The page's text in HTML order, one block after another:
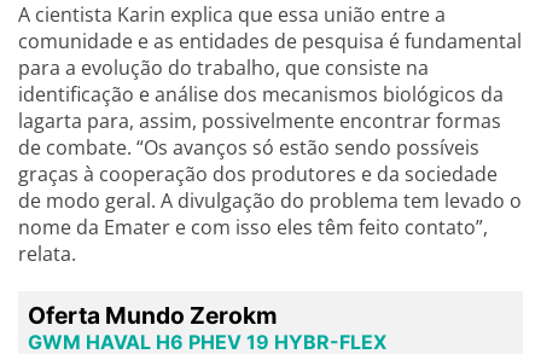
A cientista Karin explica que essa união entre a
comunidade e as entidades de pesquisa é fundamental
para a evolução do trabalho, que consiste na
identificação e análise dos mecanismos biológicos da
lagarta para, assim, possivelmente encontrar formas
de combate. “Os avanços só estão sendo possíveis
graças à cooperação dos produtores e da sociedade
de modo geral. A divulgação do problema tem levado o
nome da Emater e com isso eles têm feito contato”,
relata.